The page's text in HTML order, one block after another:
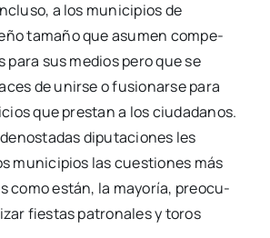
muni­ci­pios las cues­tio­nes más
como están, la mayo­ría, preo­cu­
fies­tas patro­na­les y toros
enLeva­n­­te-EMVel pasa­do
junio
esta publicación